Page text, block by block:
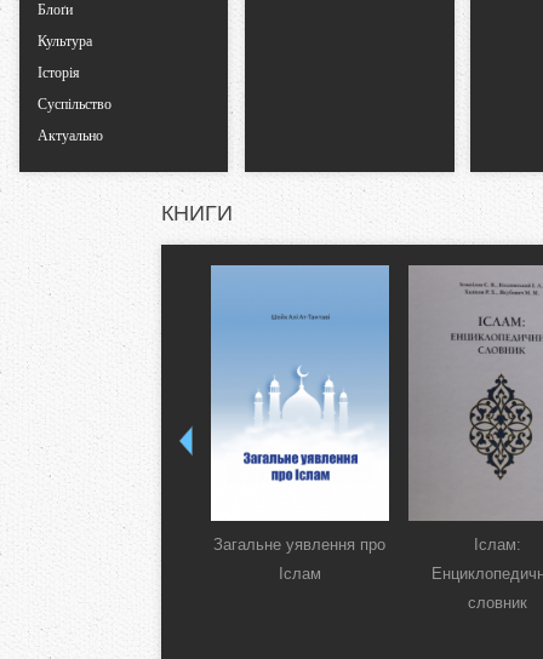
Блоґи
Культура
Історія
Суспільство
Актуально
КНИГИ
Загальне уявлення про
Іслам
Іслам:
словник